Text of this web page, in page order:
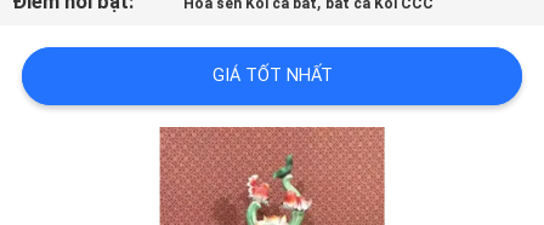
LƯỢNG
LIÊN
Hoa sen Koi cá bát bát cá Koi CCC
GIÁ TỐT NHẤT